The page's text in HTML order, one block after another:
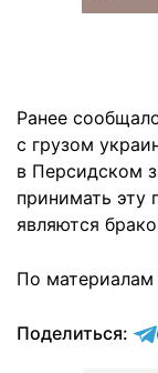
Ранее
с грузом
в Персидском
принимать
являются
По материалам
Поделиться: